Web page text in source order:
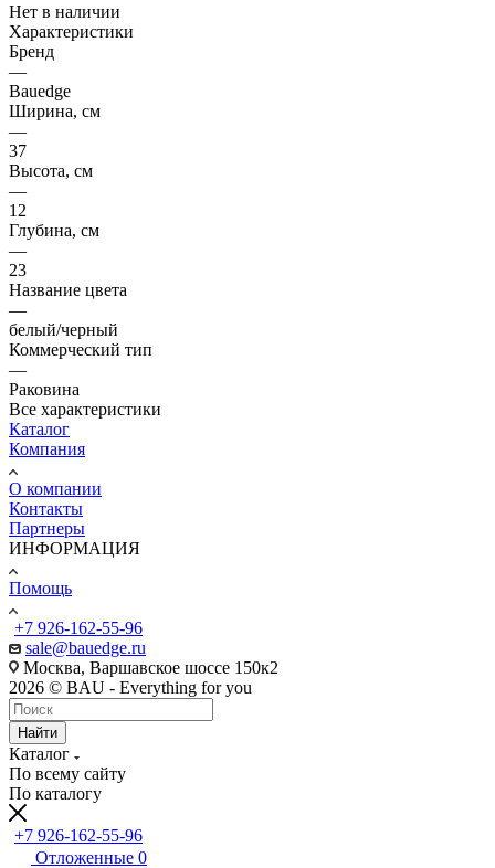
Нет в наличии
Характеристики
Бренд
—
Bauedge
Ширина, см
—
37
Высота, см
—
12
Глубина, см
—
23
Название цвета
—
белый/черный
Коммерческий тип
—
Раковина
Все характеристики
Каталог
Компания
О компании
Контакты
Партнеры
ИНФОРМАЦИЯ
Помощь
+7 926-162-55-96
sale@bauedge.ru
Москва, Варшавское шоссе 150к2
2026 © BAU - Everything for you
Найти
Каталог
По всему сайту
По каталогу
+7 926-162-55-96
Отложенные 0